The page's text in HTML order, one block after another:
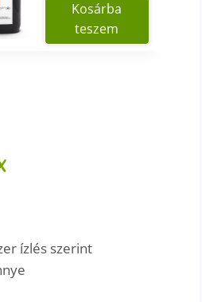
Kosárba
teszem
ízlés szerint